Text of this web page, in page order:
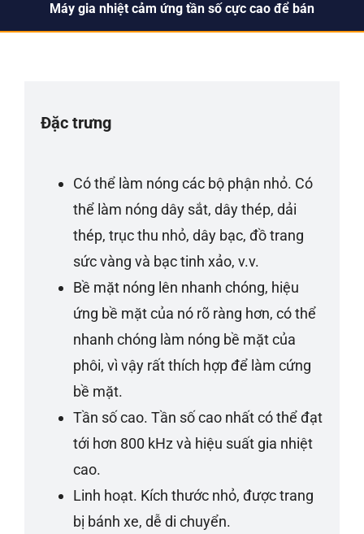
Máy gia nhiệt cảm ứng tần số cực cao để bán
Đặc trưng
Có thể làm nóng các bộ phận nhỏ. Có
thể làm nóng dây sắt, dây thép, dải
thép, trục thu nhỏ, dây bạc, đồ trang
sức vàng và bạc tinh xảo, v.v.
Bề mặt nóng lên nhanh chóng, hiệu
ứng bề mặt của nó rõ ràng hơn, có thể
nhanh chóng làm nóng bề mặt của
phôi, vì vậy rất thích hợp để làm cứng
bề mặt.
Tần số cao. Tần số cao nhất có thể đạt
tới hơn 800 kHz và hiệu suất gia nhiệt
cao.
Linh hoạt. Kích thước nhỏ, được trang
bị bánh xe, dễ di chuyển.